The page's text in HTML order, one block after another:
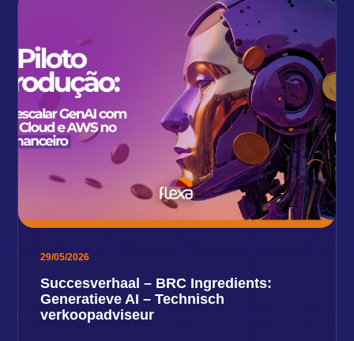
29/05/2026
Succesverhaal – BRC Ingredients:
Generatieve AI – Technisch
verkoopadviseur